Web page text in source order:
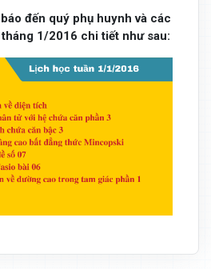
đến quý phụ huynh và các
1/2016 chi tiết như sau: